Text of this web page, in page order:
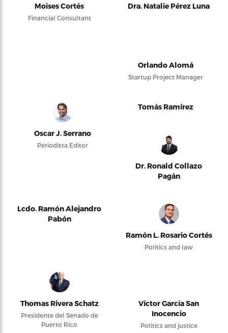
Moises Cortés
Financial Consultant
Dra. Natalie Pérez Luna
Orlando Alomá
Startup Project Manager
Oscar J. Serrano
Periodista Editor
Tomás Ramírez
Dr. Ronald Collazo
Pagán
Lcdo. Ramón Alejandro
Pabón
Ramón L. Rosario Cortés
Politics and law
Thomas Rivera Schatz
Presidente del Senado de
Puerto Rico
Víctor García San
Inocencio
Politics and justice